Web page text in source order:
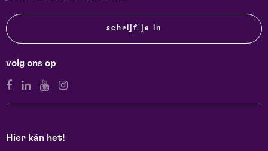
schrijf je in
volg ons op
Hier kán het!